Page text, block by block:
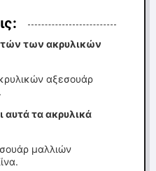
των ακρυλικών
αξεσουάρ
αυτά τα ακρυλικά
μαλλιών